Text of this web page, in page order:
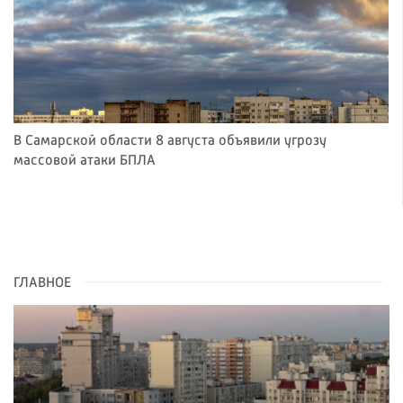
В Самарской области 8 августа объявили угрозу
массовой атаки БПЛА
ГЛАВНОЕ